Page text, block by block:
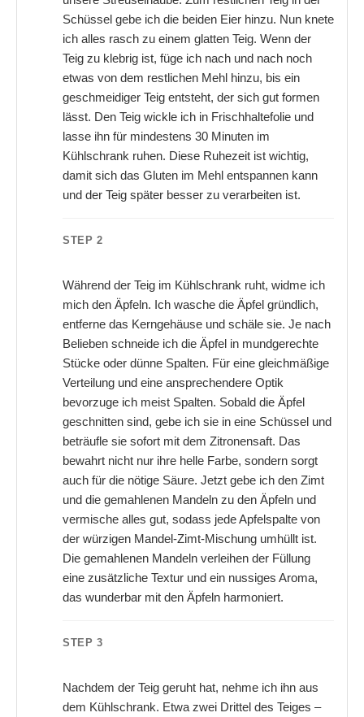
Schüssel gebe ich die beiden Eier hinzu. Nun knete
ich alles rasch zu einem glatten Teig. Wenn der
Teig zu klebrig ist, füge ich nach und nach noch
etwas von dem restlichen Mehl hinzu, bis ein
geschmeidiger Teig entsteht, der sich gut formen
lässt. Den Teig wickle ich in Frischhaltefolie und
lasse ihn für mindestens 30 Minuten im
Kühlschrank ruhen. Diese Ruhezeit ist wichtig,
damit sich das Gluten im Mehl entspannen kann
und der Teig später besser zu verarbeiten ist.
STEP 2
Während der Teig im Kühlschrank ruht, widme ich
mich den Äpfeln. Ich wasche die Äpfel gründlich,
entferne das Kerngehäuse und schäle sie. Je nach
Belieben schneide ich die Äpfel in mundgerechte
Stücke oder dünne Spalten. Für eine gleichmäßige
Verteilung und eine ansprechendere Optik
bevorzuge ich meist Spalten. Sobald die Äpfel
geschnitten sind, gebe ich sie in eine Schüssel und
beträufle sie sofort mit dem Zitronensaft. Das
bewahrt nicht nur ihre helle Farbe, sondern sorgt
auch für die nötige Säure. Jetzt gebe ich den Zimt
und die gemahlenen Mandeln zu den Äpfeln und
vermische alles gut, sodass jede Apfelspalte von
der würzigen Mandel-Zimt-Mischung umhüllt ist.
Die gemahlenen Mandeln verleihen der Füllung
eine zusätzliche Textur und ein nussiges Aroma,
das wunderbar mit den Äpfeln harmoniert.
STEP 3
Nachdem der Teig geruht hat, nehme ich ihn aus
dem Kühlschrank. Etwa zwei Drittel des Teiges –